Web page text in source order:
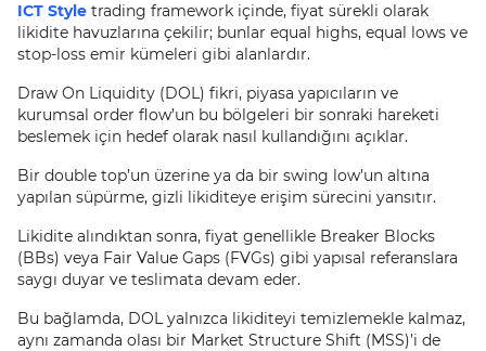
ICT Style trading framework içinde, fiyat sürekli olarak
likidite havuzlarına çekilir; bunlar equal highs, equal lows ve
stop-loss emir kümeleri gibi alanlardır.
Draw On Liquidity (DOL) fikri, piyasa yapıcıların ve
kurumsal order flow’un bu bölgeleri bir sonraki hareketi
beslemek için hedef olarak nasıl kullandığını açıklar.
Bir double top’un üzerine ya da bir swing low’un altına
yapılan süpürme, gizli likiditeye erişim sürecini yansıtır.
Likidite alındıktan sonra, fiyat genellikle Breaker Blocks
(BBs) veya Fair Value Gaps (FVGs) gibi yapısal referanslara
saygı duyar ve teslimata devam eder.
Bu bağlamda, DOL yalnızca likiditeyi temizlemekle kalmaz,
aynı zamanda olası bir Market Structure Shift (MSS)’i de